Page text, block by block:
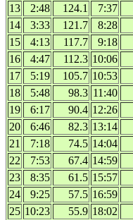
13
2:48 124.1 7:37
14
3:33 121.7 8:28
15
4:13 117.7 9:18
16
4:47 112.3 10:06
17
5:19 105.7 10:53
18
5:48 98.3 11:40
19
6:17 90.4 12:26
20
6:46 82.3 13:14
21
7:18 74.5 14:04
22
7:53 67.4 14:59
23
8:35 61.5 15:57
24
9:25 57.5 16:59
25 10:23 55.9 18:02